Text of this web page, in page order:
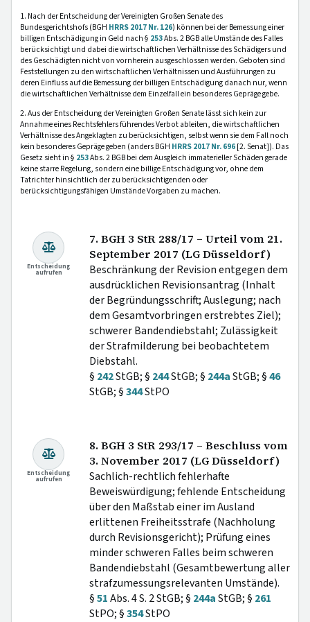
1. Nach der Entscheidung der Vereinigten Großen Senate des
Bundesgerichtshofs (BGH HRRS 2017 Nr. 126) können bei der Bemessung einer
billigen Entschädigung in Geld nach § 253Abs. 2 BGB alle Umstände des Falles
berücksichtigt und dabei die wirtschaftlichen Verhältnisse des Schädigers und
des Geschädigten nicht von vornherein ausgeschlossen werden. Geboten sind
Feststellungen zu den wirtschaftlichen Verhältnissen und Ausführungen zu
deren Einfluss auf die Bemessung der billigen Entschädigung danach nur, wenn
die wirtschaftlichen Verhältnisse dem Einzelfall ein besonderes Gepräge gebe.
2. Aus der Entscheidung der Vereinigten Großen Senate lässt sich kein zur
Annahme eines Rechtsfehlers führendes Verbot ableiten, die wirtschaftlichen
Verhältnisse des Angeklagten zu berücksichtigen, selbst wenn sie dem Fall noch
kein besonderes Gepräge geben (anders BGH HRRS 2017 Nr. 696[2. Senat]). Das
Gesetz sieht in § 253Abs. 2 BGB bei dem Ausgleich immaterieller Schäden gerade
keine starre Regelung, sondern eine billige Entschädigung vor, ohne dem
Tatrichter hinsichtlich der zu berücksichtigenden oder
berücksichtigungsfähigen Umstände Vorgaben zu machen.
Entscheidung
aufrufen
7. BGH 3 StR 288/17 – Urteil vom 21.
September 2017 (LG Düsseldorf)
Beschränkung der Revision entgegen dem
ausdrücklichen Revisionsantrag (Inhalt
der Begründungsschrift; Auslegung; nach
dem Gesamtvorbringen erstrebtes Ziel);
schwerer Bandendiebstahl; Zulässigkeit
der Strafmilderung bei beobachtetem
Diebstahl.
§ 242StGB; § 244StGB; § 244aStGB; §46
StGB; §344StPO
Entscheidung
aufrufen
8. BGH 3 StR 293/17 – Beschluss vom
3. November 2017 (LG Düsseldorf)
Sachlich-rechtlich fehlerhafte
Beweiswürdigung; fehlende Entscheidung
über den Maßstab einer im Ausland
erlittenen Freiheitsstrafe (Nachholung
durch Revisionsgericht); Prüfung eines
minder schweren Falles beim schweren
Bandendiebstahl (Gesamtbewertung aller
strafzumessungsrelevanten Umstände).
§51Abs. 4 S. 2 StGB; § 244aStGB; § 261
StPO; §354StPO